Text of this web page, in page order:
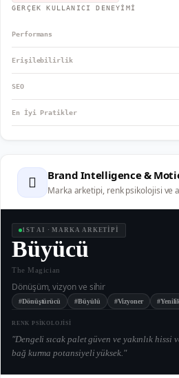
GERÇEK KULLANICI DENEYİMİ
Performans
Erişilebilirlik
SEO
En İyi Pratikler
🫆 Brand Intelligence &
Marka arketipi, renk psikolojisi ve
1ST AI · MARKA ARKETİPİ
Büyücü
The Magician
Dönüşüm, vizyon ve sihir
#Dönüştürücü #Büyülü #Vizyoner
RENK PSİKOLOJİSİ
"Dengeli sıcak palet güven ve yakınlık hissi
bağ kurma potansiyeli yüksek."